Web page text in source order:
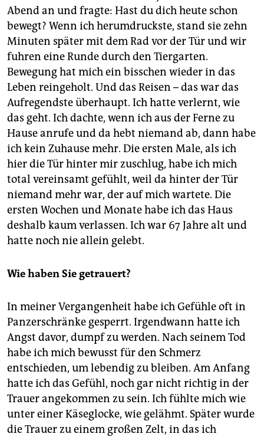
Abend an und fragte: Hast du dich heute schon
bewegt? Wenn ich herumdruckste, stand sie zehn
Minuten später mit dem Rad vor der Tür und wir
fuhren eine Runde durch den Tiergarten.
Bewegung hat mich ein bisschen wieder in das
Leben reingeholt. Und das Reisen – das war das
Aufregendste überhaupt. Ich hatte verlernt, wie
das geht. Ich dachte, wenn ich aus der Ferne zu
Hause anrufe und da hebt niemand ab, dann habe
ich kein Zuhause mehr. Die ersten Male, als ich
hier die Tür hinter mir zuschlug, habe ich mich
total vereinsamt gefühlt, weil da hinter der Tür
niemand mehr war, der auf mich wartete. Die
ersten Wochen und Monate habe ich das Haus
deshalb kaum verlassen. Ich war 67 Jahre alt und
hatte noch nie allein gelebt.
Wie haben Sie getrauert?
In meiner Vergangenheit habe ich Gefühle oft in
Panzerschränke gesperrt. Irgendwann hatte ich
Angst davor, dumpf zu werden. Nach seinem Tod
habe ich mich bewusst für den Schmerz
entschieden, um lebendig zu bleiben. Am Anfang
hatte ich das Gefühl, noch gar nicht richtig in der
Trauer angekommen zu sein. Ich fühlte mich wie
unter einer Käseglocke, wie gelähmt. Später wurde
die Trauer zu einem großen Zelt, in das ich